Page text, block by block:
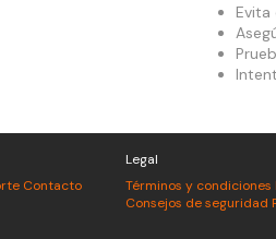
Contacto
Legal
Términos y condiciones
Consejos de seguridad